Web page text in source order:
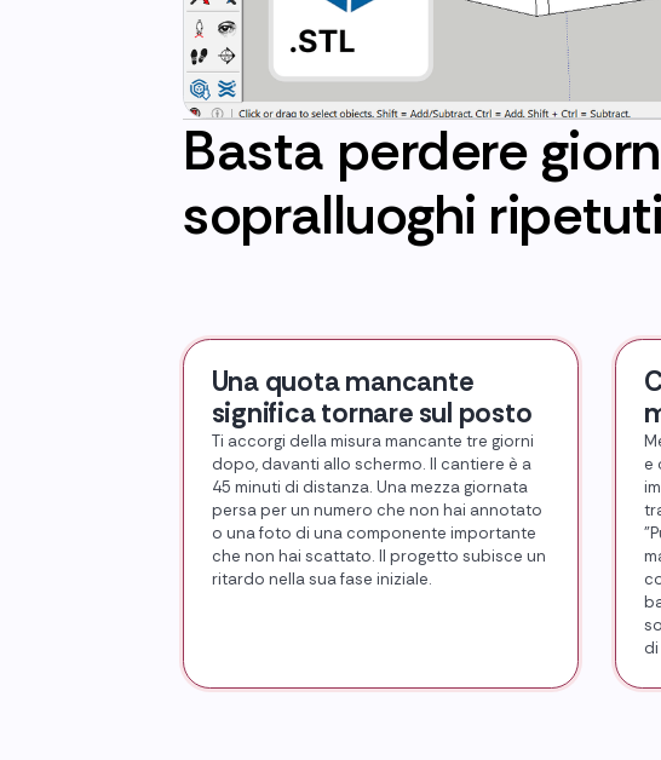
Basta perdere
sopralluoghi ripetuti
Una quota mancante
significa tornare sul posto
Ti accorgi della misura mancante tre giorni
dopo, davanti allo schermo. Il cantiere è a
45 minuti di distanza. Una mezza giornata
persa per un numero che non hai annotato
o una foto di una componente importante
che non hai scattato. Il progetto subisce un
ritardo nella sua fase iniziale.
e